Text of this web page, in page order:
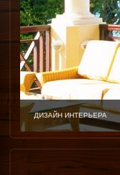
ДИЗАЙН ИНТЕРЬЕРА